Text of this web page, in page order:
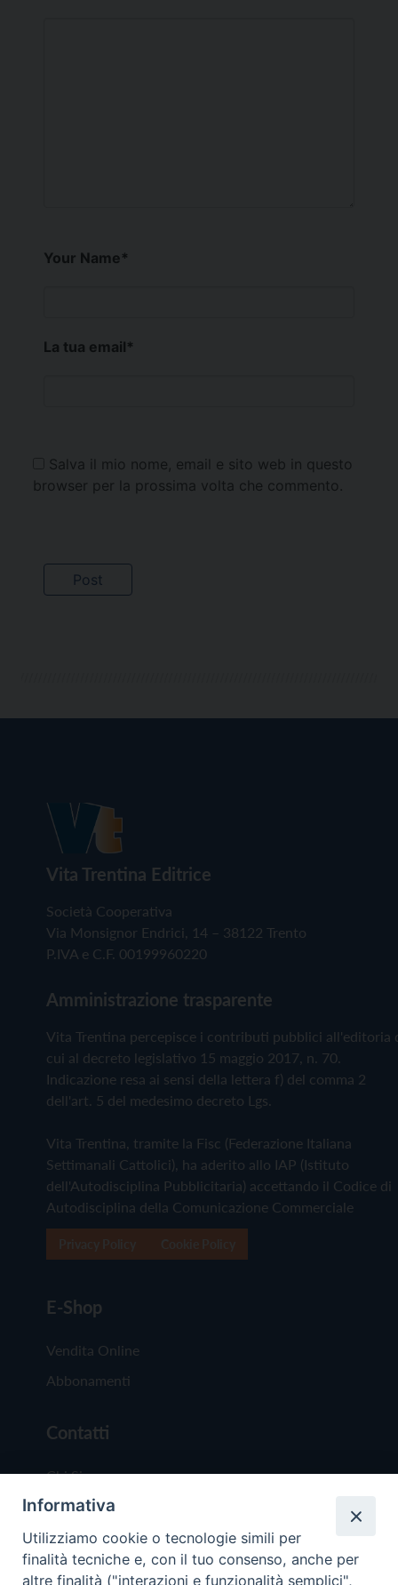
Your Name*
La tua email*
Salva il mio nome, email e sito web in questo
browser per la prossima volta che commento.
Vita Trentina Editrice
Società Cooperativa
Via Monsignor Endrici, 14 – 38122 Trento
P.IVA e C.F. 00199960220
Amministrazione trasparente
Vita Trentina percepisce i contributi pubblici all'editoria
cui al decreto legislativo 15 maggio 2017, n. 70.
Indicazione resa ai sensi della lettera f) del comma 2
dell'art. 5 del medesimo decreto Lgs.
Vita Trentina, tramite la Fisc (Federazione Italiana
Settimanali Cattolici), ha aderito allo IAP (Istituto
dell'Autodisciplina Pubblicitaria) accettando il Codice di
Autodisciplina della Comunicazione Commerciale
E-Shop
Vendita Online
Abbonamenti
Contatti
Chi Siamo
Redazione
Scrivici
Informativa
Utilizziamo cookie o tecnologie simili per
finalità tecniche e, con il tuo consenso, anche per
altre finalità ("interazioni e funzionalità semplici",